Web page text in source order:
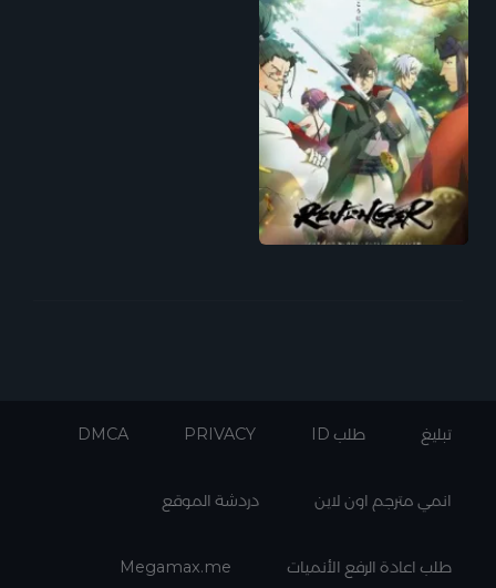
تبليغ طلب ID PRIVACY
DMCA
انمي مترجم اون لاين دردشة الموقع
طلب اعادة الرفع الأنميات Megamax.me